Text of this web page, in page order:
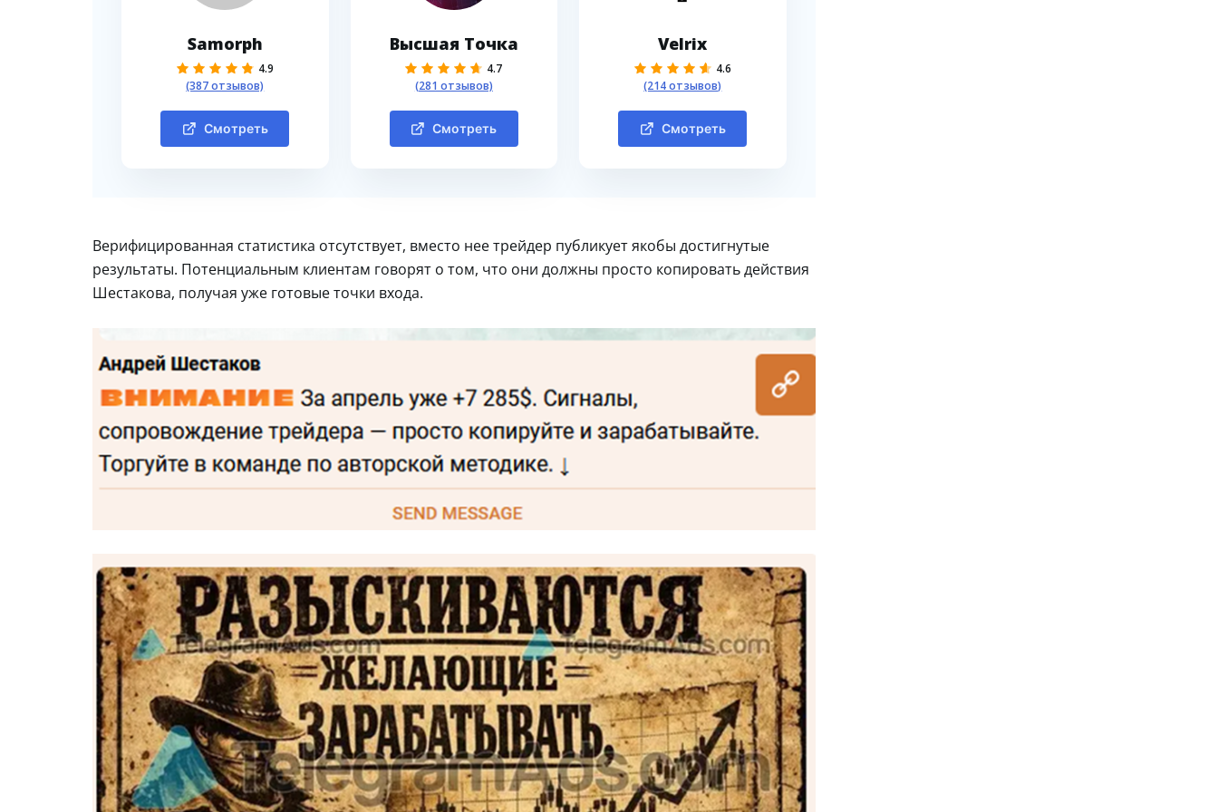
Samorph
4.9
(387 отзывов)
Смотреть
Высшая Точка
4.7
(281 отзывов)
Смотреть
Velrix
4.6
(214 отзывов)
Смотреть
Верифицированная статистика отсутствует, вместо нее трейдер публикует якобы достигнутые
результаты. Потенциальным клиентам говорят о том, что они должны просто копировать действия
Шестакова, получая уже готовые точки входа.